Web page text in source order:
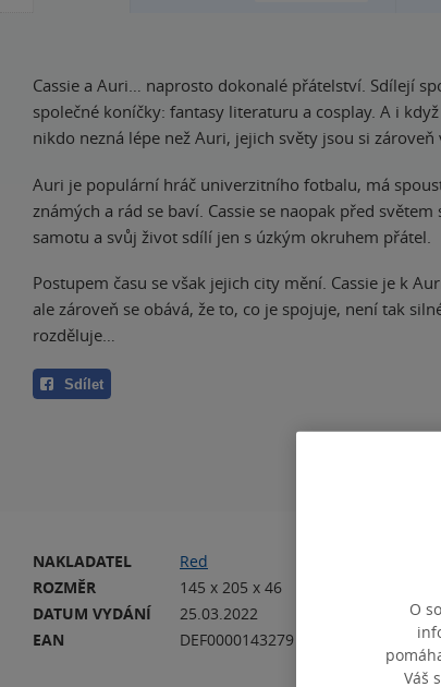
Cassie a Auri… naprosto dokonalé přátelství. Sdílejí
společné koníčky: fantasy literaturu a cosplay. A i když
nikdo nezná lépe než Auri, jejich světy jsou si zároveň
Auri je populární hráč univerzitního fotbalu, má
známých a rád se baví. Cassie se naopak před
samotu a svůj život sdílí jen s úzkým okruhem přátel.
Postupem času se však jejich city mění. Cassie je k
ale zároveň se obává, že to, co je spojuje, není tak
rozděluje…
Sdílet
NAKLADATEL
Red
ROZMĚR
145 x 205 x 46
DATUM VYDÁNÍ
25.03.2022
EAN
DEF0000143279
O
Váš